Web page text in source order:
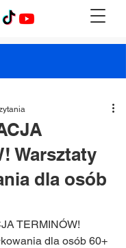
Warsztaty
dla osób
TERMINÓW!
dla osób 60+